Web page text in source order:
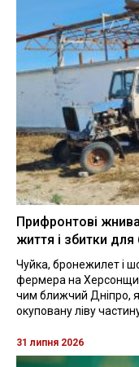
Прифронтові
життя і збитки для
Чуйка, бронежилет і
фермера на
чим ближчий Дніпро,
окуповану ліву
31 липня 2026